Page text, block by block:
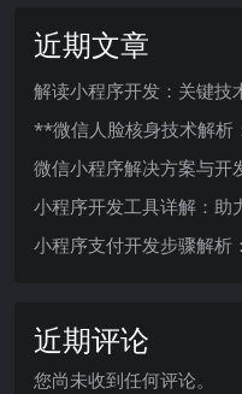
近期文章
解读小程序开发：关键技
**微信人脸核身技术解析
微信小程序解决方案与开
小程序开发工具详解：助
小程序支付开发步骤解析
近期评论
您尚未收到任何评论。